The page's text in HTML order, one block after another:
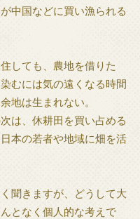
中国などに買い漁られる
しても、農地を借りた
むには気の遠くなる時間
地は生まれない。
は、休耕田を買い占める
本の若者や地域に畑を活
聞きますが、どうして大
となく個人的な考えで